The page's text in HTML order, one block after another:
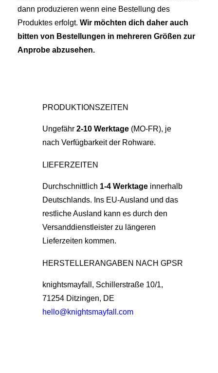
dann produzieren wenn eine Bestellung des
Produktes erfolgt. Wir möchten dich daher auch
bitten von Bestellungen in mehreren Größen zur
Anprobe abzusehen.
PRODUKTIONSZEITEN
Ungefähr 2-10 Werktage(MO-FR), je
nach Verfügbarkeit der Rohware.
LIEFERZEITEN
Durchschnittlich 1-4 Werktageinnerhalb
Deutschlands. Ins EU-Ausland und das
restliche Ausland kann es durch den
Versanddienstleister zu längeren
Lieferzeiten kommen.
HERSTELLERANGABEN NACH GPSR
knightsmayfall, Schillerstraße 10/1,
71254 Ditzingen, DE
hello@knightsmayfall.com